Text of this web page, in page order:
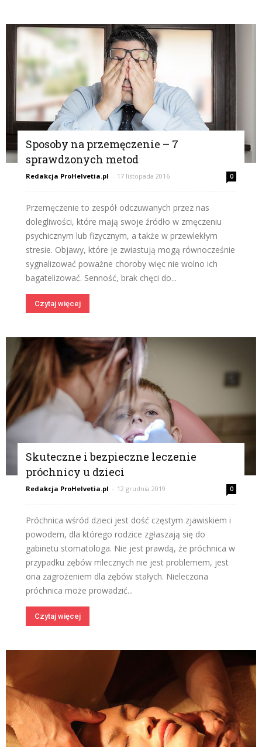
Sposoby na przemęczenie – 7
sprawdzonych metod
Redakcja ProHelvetia.pl - 17 listopada 2016 0
Przemęczenie to zespół odczuwanych przez nas
dolegliwości, które mają swoje źródło w zmęczeniu
psychicznym lub fizycznym, a także w przewlekłym
stresie. Objawy, które je zwiastują mogą równocześnie
sygnalizować poważne choroby więc nie wolno ich
bagatelizować. Senność, brak chęci do...
Czytaj więcej
Skuteczne i bezpieczne leczenie
próchnicy u dzieci
Redakcja ProHelvetia.pl - 12 grudnia 2019 0
Próchnica wśród dzieci jest dość częstym zjawiskiem i
powodem, dla którego rodzice zgłaszają się do
gabinetu stomatologa. Nie jest prawdą, że próchnica w
przypadku zębów mlecznych nie jest problemem, jest
ona zagrożeniem dla zębów stałych. Nieleczona
próchnica może prowadzić...
Czytaj więcej